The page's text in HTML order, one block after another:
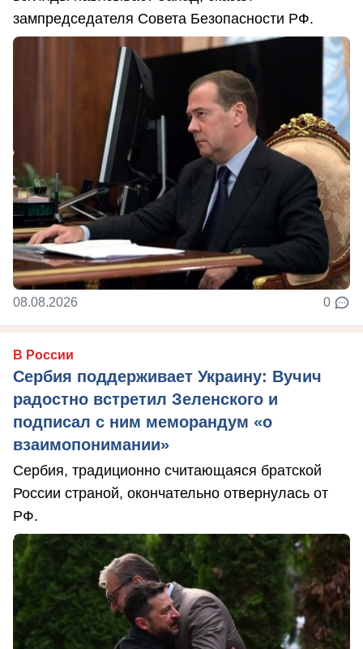
зампредседателя Совета Безопасности РФ.
08.08.2026 0
В России
Сербия поддерживает Украину: Вучич
радостно встретил Зеленского и
подписал с ним меморандум «о
взаимопонимании»
Сербия, традиционно считающаяся братской
России страной, окончательно отвернулась от
РФ.